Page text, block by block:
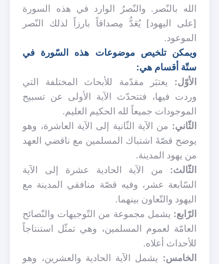
الله بالنّصر. والنّصرُ الوارد في هذه السورة
[على اليهود] يُعَدُّ مِصداقاً بارزاً لذلك النّصر
الموعود.
ويمكن تلخيص موضوعات هذه السّورة في
ستّة أقسام هي:
الأوّل: يعتبَر مقدّمة للأبحاث المختلفة التي
وردت فيها، فتتحدّث الآية الأولى عن تسبيح
الموجودات جميعاً لله الحكيم العليم.
الثّاني: من الآية الثّانية إلى الآية العاشرة، وهو
يوضح قصّةَ اشتباك المسلمين مع ناقضي العهد
من يهود المدينة.
الثّالث: من الآية الحادية عشرة إلى الآية
السّابعة عشر، وفيه قصّة منافقي المدينة مع
اليهود والتّعاون بينهما.
الرّابع: يشمل مجموعة من التّوجيهات والنّصائح
العامّة لعموم المسلمين، وهي تمثّل استنتاجاً
للأحداث أعلاه.
الخامس: يشمل الآية الحادية والعشرين، وهو